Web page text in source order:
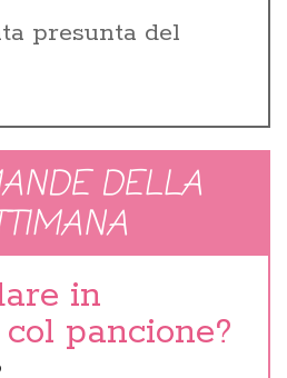
presunta del
DELLA
in
pancione?